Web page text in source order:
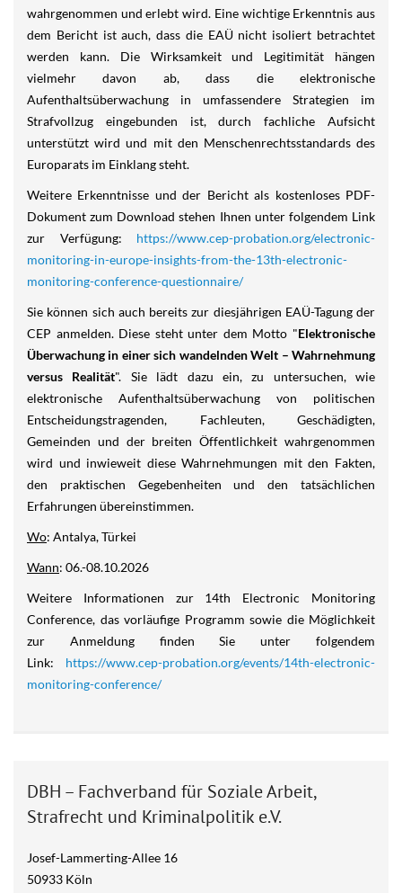
wahrgenommen und erlebt wird. Eine wichtige Erkenntnis aus
dem Bericht ist auch, dass die EAÜ nicht isoliert betrachtet
werden kann. Die Wirksamkeit und Legitimität hängen
vielmehr davon ab, dass die elektronische
Aufenthaltsüberwachung in umfassendere Strategien im
Strafvollzug eingebunden ist, durch fachliche Aufsicht
unterstützt wird und mit den Menschenrechtsstandards des
Europarats im Einklang steht.
Weitere Erkenntnisse und der Bericht als kostenloses PDF-
Dokument zum Download stehen Ihnen unter folgendem Link
zur Verfügung: https://www.cep-probation.org/electronic-
monitoring-in-europe-insights-from-the-13th-electronic-
monitoring-conference-questionnaire/
Sie können sich auch bereits zur diesjährigen EAÜ-Tagung der
CEP anmelden. Diese steht unter dem Motto "Elektronische
Überwachung in einer sich wandelnden Welt – Wahrnehmung
versus Realität". Sie lädt dazu ein, zu untersuchen, wie
elektronische Aufenthaltsüberwachung von politischen
Entscheidungstragenden, Fachleuten, Geschädigten,
Gemeinden und der breiten Öffentlichkeit wahrgenommen
wird und inwieweit diese Wahrnehmungen mit den Fakten,
den praktischen Gegebenheiten und den tatsächlichen
Erfahrungen übereinstimmen.
Wo: Antalya, Türkei
Wann: 06.-08.10.2026
Weitere Informationen zur 14th Electronic Monitoring
Conference, das vorläufige Programm sowie die Möglichkeit
zur Anmeldung finden Sie unter folgendem
Link: https://www.cep-probation.org/events/14th-electronic-
monitoring-conference/
DBH – Fachverband für Soziale Arbeit,
Strafrecht und Kriminalpolitik e.V.
Josef-Lammerting-Allee 16
50933 Köln